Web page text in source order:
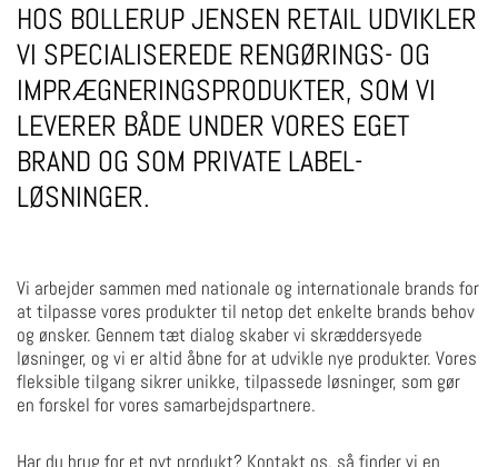
HOS BOLLERUP JENSEN RETAIL UDVIKLER
VI SPECIALISEREDE RENGØRINGS- OG
IMPRÆGNERINGSPRODUKTER, SOM VI
LEVERER BÅDE UNDER VORES EGET
BRAND OG SOM PRIVATE LABEL-
LØSNINGER.
Vi arbejder sammen med nationale og internationale brands for
at tilpasse vores produkter til netop det enkelte brands behov
og ønsker. Gennem tæt dialog skaber vi skræddersyede
løsninger, og vi er altid åbne for at udvikle nye produkter. Vores
fleksible tilgang sikrer unikke, tilpassede løsninger, som gør
en forskel for vores samarbejdspartnere.
Har du brug for et nyt produkt? Kontakt os, så finder vi en